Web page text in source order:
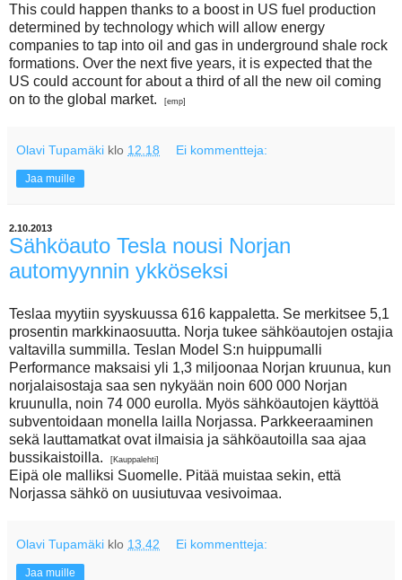
This could happen thanks to a boost in US fuel production
determined by technology which will allow energy
companies to tap into oil and gas in underground shale rock
formations. Over the next five years, it is expected that the
US could account for about a third of all the new oil coming
on to the global market.
[emp]
Olavi Tupamäki klo 12.18 Ei kommentteja:
Jaa muille
2.10.2013
Sähköauto Tesla nousi Norjan
automyynnin ykköseksi
Teslaa myytiin syyskuussa 616 kappaletta. Se merkitsee 5,1
prosentin markkinaosuutta. Norja tukee sähköautojen ostajia
valtavilla summilla. Teslan Model S:n huippumalli
Performance maksaisi yli 1,3 miljoonaa Norjan kruunua, kun
norjalaisostaja saa sen nykyään noin 600 000 Norjan
kruunulla, noin 74 000 eurolla. Myös sähköautojen käyttöä
subventoidaan monella lailla Norjassa. Parkkeeraaminen
sekä lauttamatkat ovat ilmaisia ja sähköautoilla saa ajaa
bussikaistoilla.
[Kauppalehti]
Eipä ole malliksi Suomelle. Pitää muistaa sekin, että
Norjassa sähkö on uusiutuvaa vesivoimaa.
Olavi Tupamäki klo 13.42 Ei kommentteja:
Jaa muille